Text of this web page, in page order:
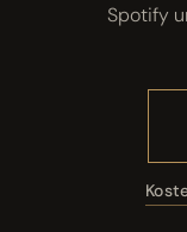
Spotify